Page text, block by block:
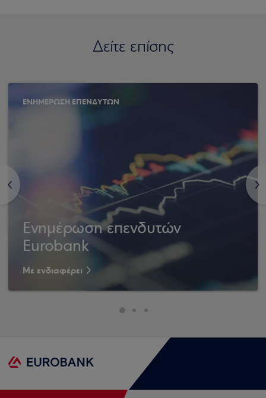
Δείτε επίσης
<
ΕΝΗΜΕΡΩΣΗ ΕΠΕΝΔΥΤΩΝ
Ενημέρωση επενδυτών
Eurobank
Με ενδιαφέρει
>